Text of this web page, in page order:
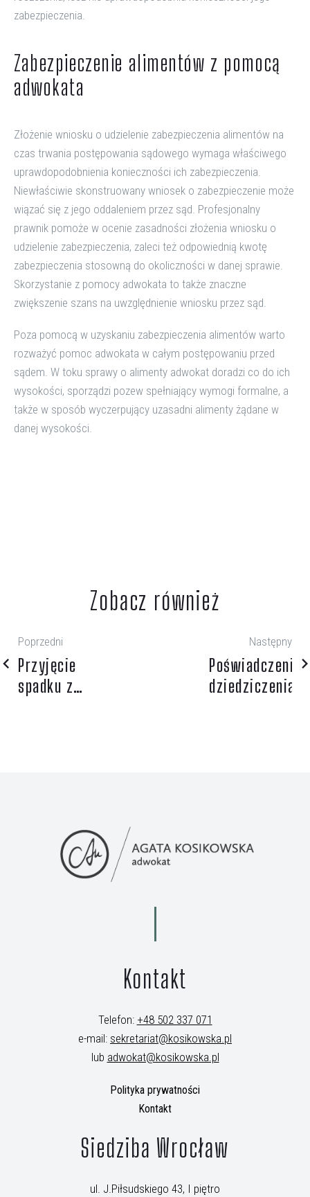
zabezpieczenia.
Zabezpieczenie alimentów z pomocą
adwokata
Złożenie wniosku o udzielenie zabezpieczenia alimentów na
czas trwania postępowania sądowego wymaga właściwego
uprawdopodobnienia konieczności ich zabezpieczenia.
Niewłaściwie skonstruowany wniosek o zabezpieczenie może
wiązać się z jego oddaleniem przez sąd. Profesjonalny
prawnik pomoże w ocenie zasadności złożenia wniosku o
udzielenie zabezpieczenia, zaleci też odpowiednią kwotę
zabezpieczenia stosowną do okoliczności w danej sprawie.
Skorzystanie z pomocy adwokata to także znaczne
zwiększenie szans na uwzględnienie wniosku przez sąd.
Poza pomocą w uzyskaniu zabezpieczenia alimentów warto
rozważyć pomoc adwokata w całym postępowaniu przed
sądem. W toku sprawy o alimenty adwokat doradzi co do ich
wysokości, sporządzi pozew spełniający wymogi formalne, a
także w sposób wyczerpujący uzasadni alimenty żądane w
danej wysokości.
Zobacz również
Poprzedni
Przyjęcie
spadku z
Następny
Poświadczenie
dziedziczenia
Kontakt
Telefon: +48 502 337 071
e-mail: sekretariat@kosikowska.pl
lub adwokat@kosikowska.pl
Polityka prywatności
Kontakt
Siedziba Wrocław
ul. J.Piłsudskiego 43, I piętro